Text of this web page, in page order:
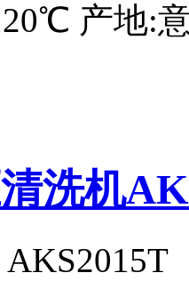
产地:
洗机